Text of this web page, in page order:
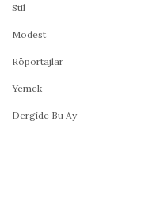
Stil
Modest
Röportajlar
Yemek
Dergide Bu Ay